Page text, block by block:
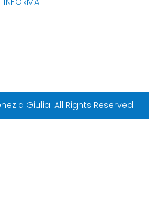
Giulia. All Rights Reserved.